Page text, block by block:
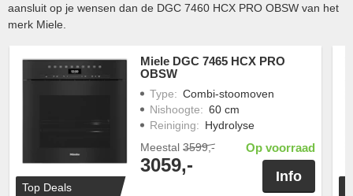
aansluit op je wensen dan de DGC 7460 HCX PRO OBSW van het
merk Miele.
Top Deals
Miele DGC 7465 HCX PRO
OBSW
Type: Combi-stoomoven
Nishoogte: 60 cm
Reiniging: Hydrolyse
Meestal 3599,-
3059,-
Op voorraad
Info